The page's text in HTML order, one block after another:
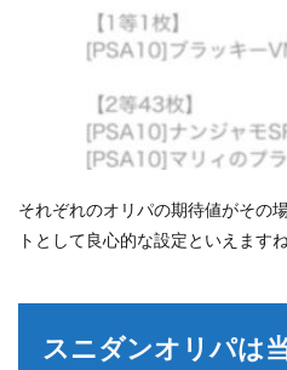
それぞれのオリパの期待値がその
トとして良心的な設定といえますね
スニダンオリパは